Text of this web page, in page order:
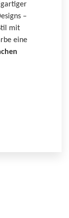
–
mit
eine